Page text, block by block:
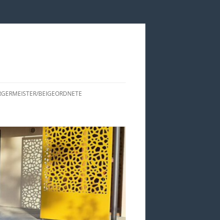
BEIGEORDNETE
UND
VON EDESHEIM